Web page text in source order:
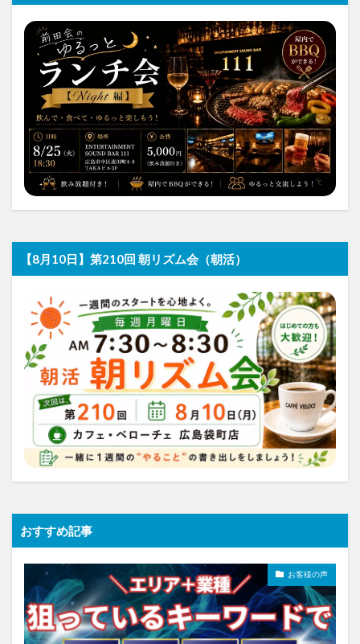
【8月10日】第210回 朝リズム会（朝活）
おすすめ記事
お客様の声